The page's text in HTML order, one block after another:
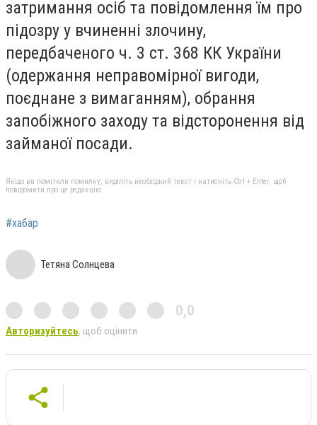
затримання осіб та повідомлення їм про
підозру у вчиненні злочину,
передбаченого ч. 3 ст. 368 КК України
(одержання неправомірної вигоди,
поєднане з вимаганням), обрання
запобіжного заходу та відсторонення від
займаної посади.
Якщо ви помітили помилку, виділіть необхідний текст і натисніть Ctrl + Enter, щоб
повідомити про це редакцію
#хабар
Тетяна Солнцева
0,0
Авторизуйтесь, щоб оцінити